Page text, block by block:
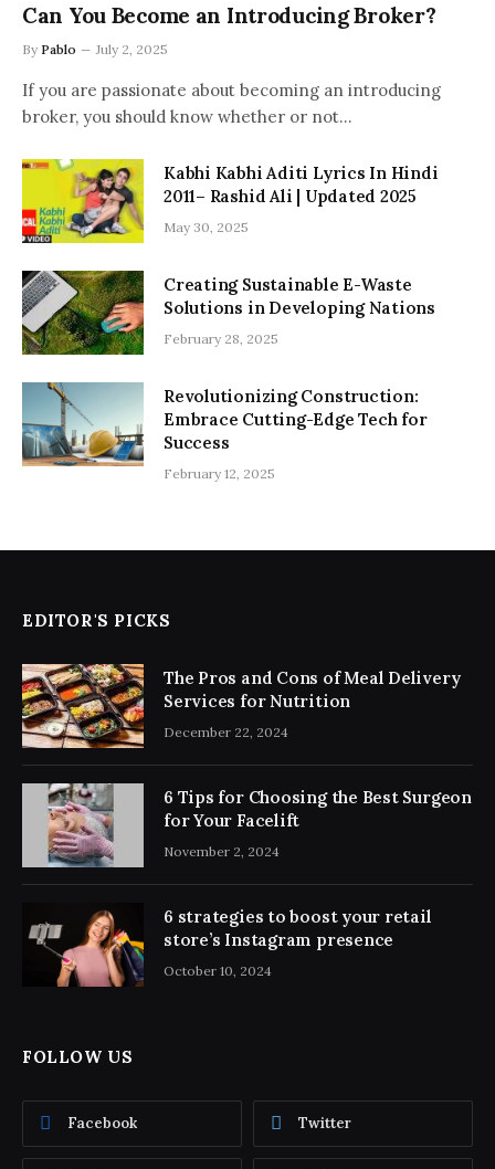
Can You Become an Introducing Broker?
By Pablo July 2, 2025
If you are passionate about becoming an introducing
broker, you should know whether or not…
Kabhi Kabhi Aditi Lyrics In Hindi
2011– Rashid Ali | Updated 2025
May 30, 2025
Creating Sustainable E-Waste
Solutions in Developing Nations
February 28, 2025
Revolutionizing Construction:
Embrace Cutting-Edge Tech for
Success
February 12, 2025
EDITOR'S PICKS
The Pros and Cons of Meal Delivery
Services for Nutrition
December 22, 2024
6 Tips for Choosing the Best Surgeon
for Your Facelift
November 2, 2024
6 strategies to boost your retail
store’s Instagram presence
October 10, 2024
FOLLOW US
Facebook Twitter